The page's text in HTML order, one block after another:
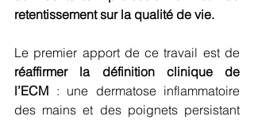
retentissement sur la qualité de vie.
réaffirmer la définition clinique de
l’ECM : une dermatose inflammatoire
des mains et des poignets persistant